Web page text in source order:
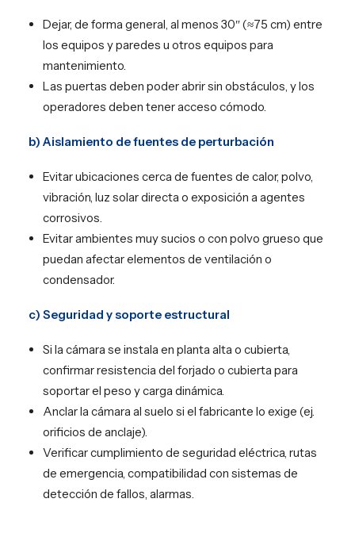
Dejar, de forma general, al menos 30″ (≈75 cm) entre
los equipos y paredes u otros equipos para
mantenimiento.
Las puertas deben poder abrir sin obstáculos, y los
operadores deben tener acceso cómodo.
b) Aislamiento de fuentes de perturbación
Evitar ubicaciones cerca de fuentes de calor, polvo,
vibración, luz solar directa o exposición a agentes
corrosivos.
Evitar ambientes muy sucios o con polvo grueso que
puedan afectar elementos de ventilación o
condensador.
c) Seguridad y soporte estructural
Si la cámara se instala en planta alta o cubierta,
confirmar resistencia del forjado o cubierta para
soportar el peso y carga dinámica.
Anclar la cámara al suelo si el fabricante lo exige (ej.
orificios de anclaje).
Verificar cumplimiento de seguridad eléctrica, rutas
de emergencia, compatibilidad con sistemas de
detección de fallos, alarmas.